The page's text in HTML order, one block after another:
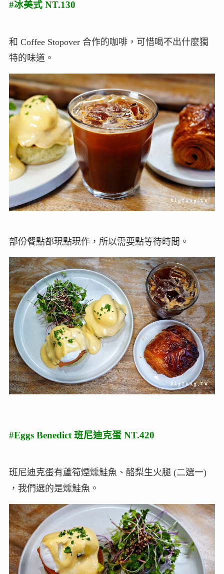
#冰美式 NT.130
和 Coffee Stopover 合作的咖啡，可惜喝不出什麼獨
特的味道。
部份餐點都現點現作，所以需要點等待時間。
#Eggs Benedict 班尼迪克蛋 NT.420
班尼迪克蛋有蘆筍煙燻鮭魚、酪梨生火腿 (二選一)
，我們選的是燻鮭魚。